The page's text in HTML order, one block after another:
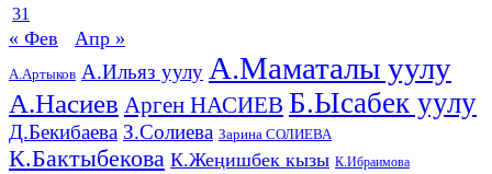
31
« Фев Апр »
А.Артыков А.Ильяз уулу А.Маматалы уулу
А.Насиев Арген НАСИЕВ Б.Ысабек уулу
Д.Бекибаева З.Солиева Зарина СОЛИЕВА
К.Бактыбекова К.Жеңишбек кызы К.Ибраимова